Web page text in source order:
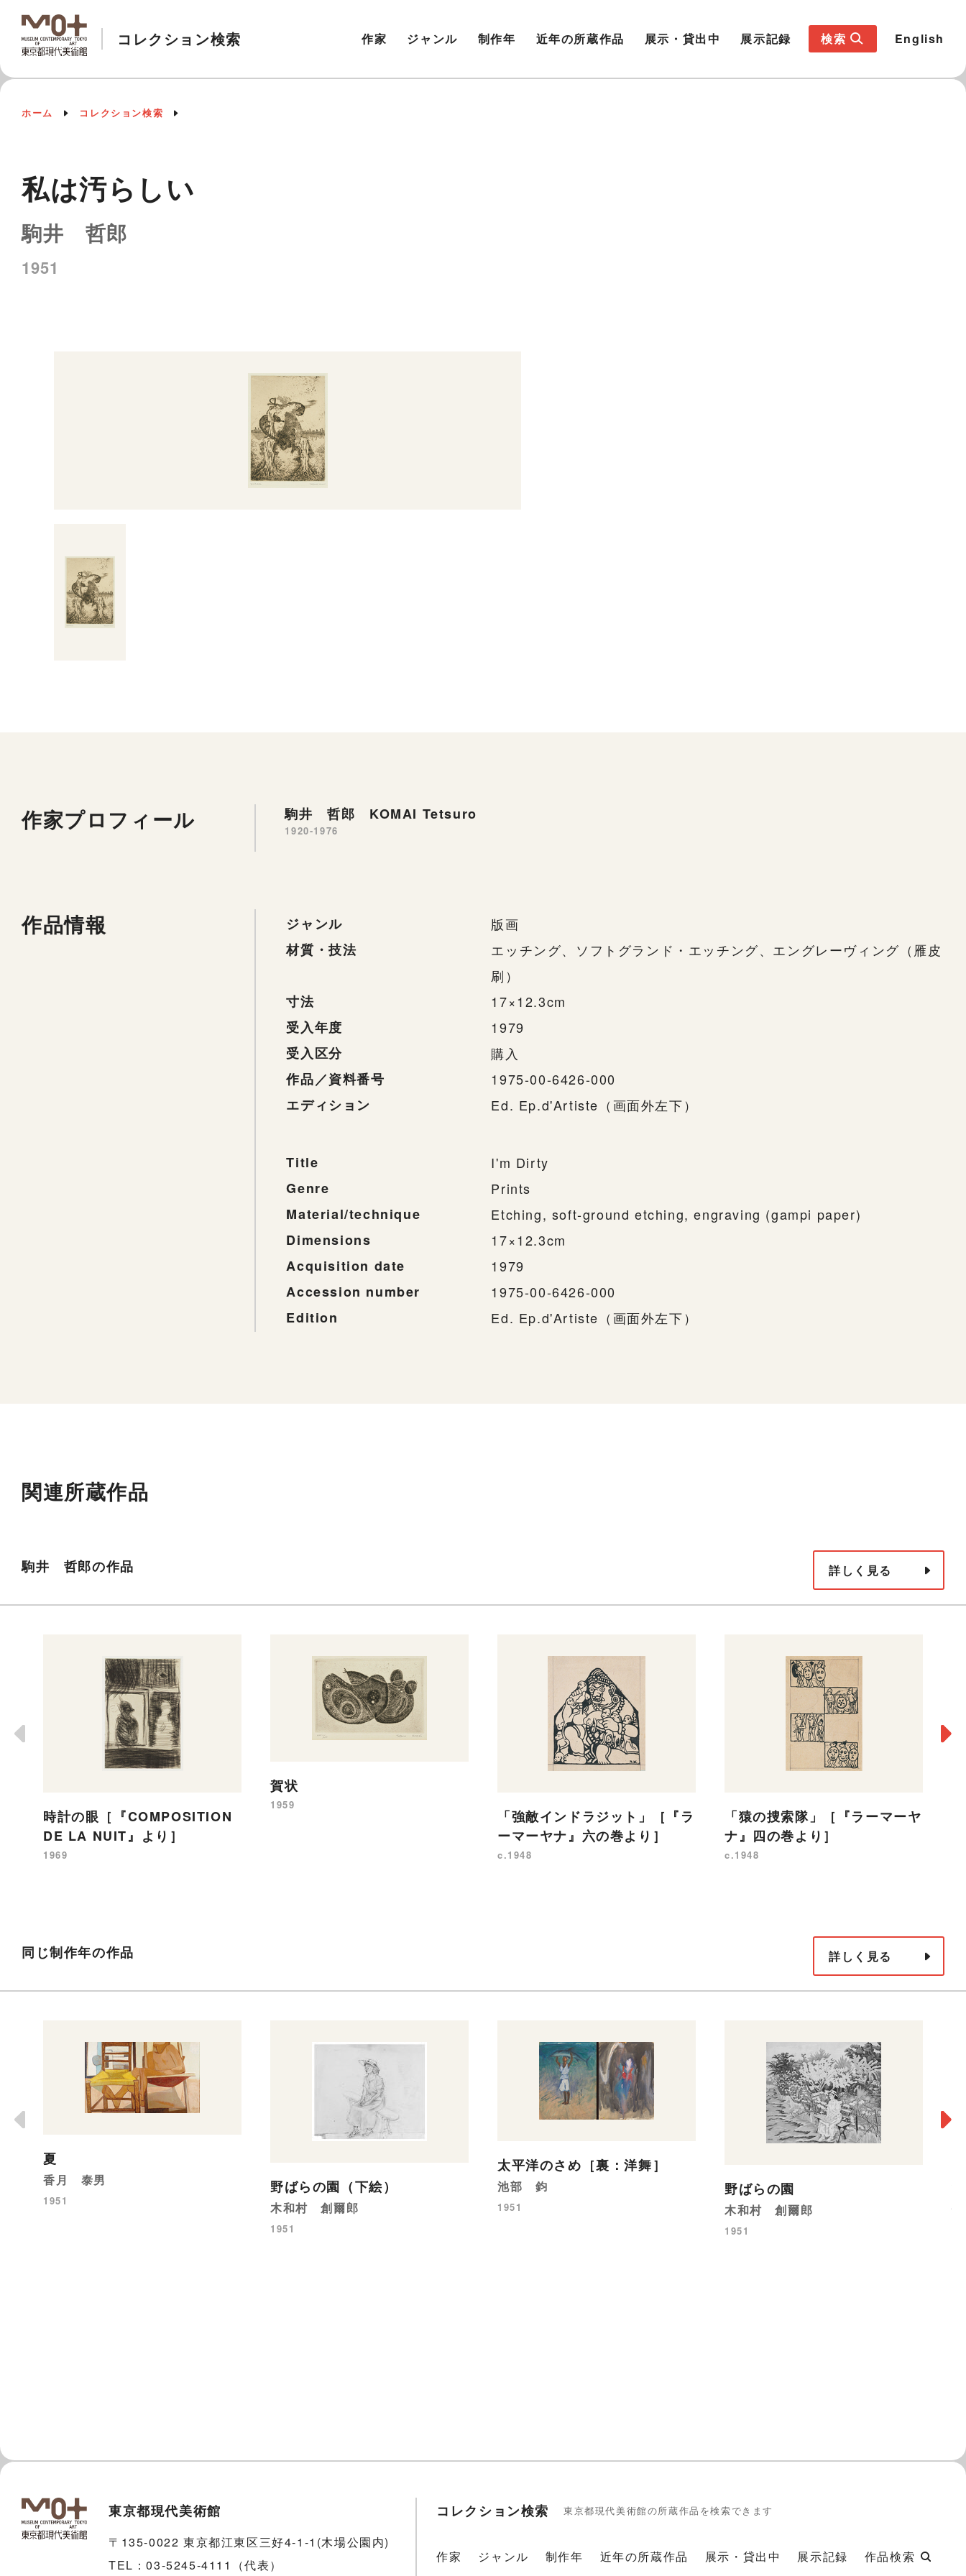
コレクション検索 作家 ジャンル 制作年 近年の所蔵作品 展示・貸出中 展示記録 検索 English
ホーム コレクション検索
私は汚らしい
駒井 哲郎
1951
作家プロフィール 駒井 哲郎 KOMAI Tetsuro
1920-1976
作品情報 ジャンル
版画
材質・技法
エッチング、ソフトグランド・エッチング、エングレーヴィング（雁皮
刷）
寸法
17×12.3cm
受入年度
1979
受入区分
購入
作品／資料番号
1975-00-6426-000
エディション
Ed. Ep.d'Artiste（画面外左下）
Title
I'm Dirty
Genre
Prints
Material/technique
Etching, soft-ground etching, engraving (gampi paper)
Dimensions
17×12.3cm
Acquisition date
1979
Accession number
1975-00-6426-000
Edition
Ed. Ep.d'Artiste（画面外左下）
関連所蔵作品
駒井 哲郎の作品 詳しく見る
時計の眼［『COMPOSITION
DE LA NUIT』より］
1969
賀状
1959
「強敵インドラジット」［『ラ
ーマーヤナ』六の巻より］
c.1948
「猿の捜索隊」［『ラーマーヤ
ナ』四の巻より］
c.1948
同じ制作年の作品 詳しく見る
夏
香月 泰男
1951
野ばらの園（下絵）
木和村 創爾郎
1951
太平洋のさめ［裏：洋舞］
池部 鈞
1951
野ばらの園
木和村 創爾郎
1951
東京都現代美術館
〒135-0022 東京都江東区三好4-1-1(木場公園内)
TEL：03-5245-4111（代表）
コレクション検索 東京都現代美術館の所蔵作品を検索できます
作家 ジャンル 制作年 近年の所蔵作品 展示・貸出中 展示記録 作品検索